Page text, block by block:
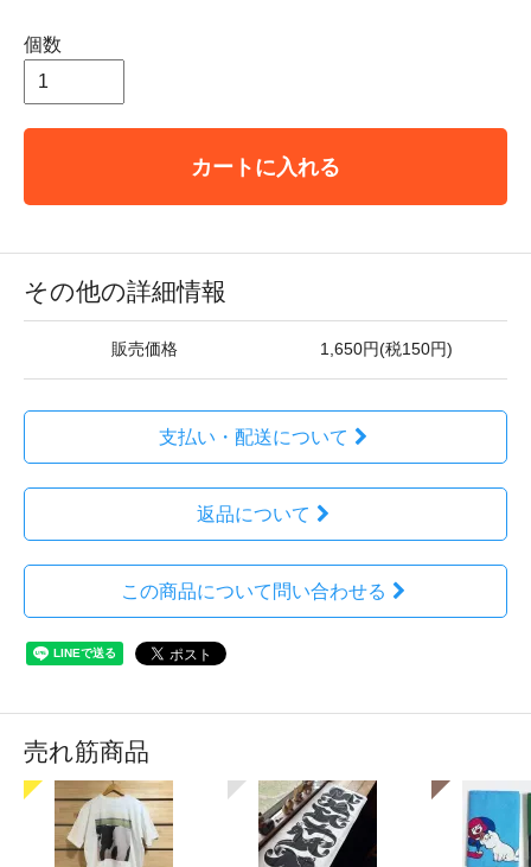
個数
カートに入れる
その他の詳細情報
販売価格 1,650円(税150円)
支払い・配送について
返品について
この商品について問い合わせる
売れ筋商品